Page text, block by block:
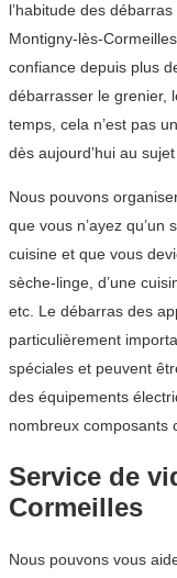
l’habitude des
Montigny-lès-
confiance depuis plus
débarrasser le grenier,
temps, cela n’est pas
dès aujourd’hui au
Nous pouvons
que vous n’ayez
cuisine et que vous
sèche-linge, d’une
etc. Le débarras des
particulièrement
spéciales et peuvent
des équipements
nombreux composants
Service de
Cormeilles
Nous pouvons vous